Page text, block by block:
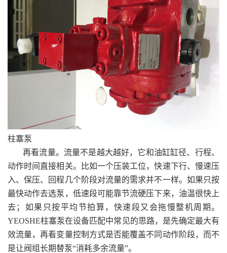
柱塞泵
再看流量。流量不是越大越好，它和油缸缸径、行程、
动作时间直接相关。比如一个压装工位，快速下行、慢速压
入、保压、回程几个阶段对流量的需求并不一样。如果只按
最快动作去选泵，低速段可能靠节流硬压下来，油温很快上
去；如果只按平均节拍算，快速段又会拖慢整机周期。
YEOSHE柱塞泵在设备匹配中常见的思路，是先确定最大有
效流量，再看变量控制方式是否能覆盖不同动作阶段，而不
是让阀组长期替泵“消耗多余流量”。